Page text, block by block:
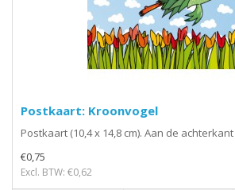
Postkaart: Kroonvogel
Postkaart (10,4 x 14,8 cm). Aan de
€0,75
Excl. BTW: €0,62